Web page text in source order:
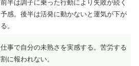
前半は調子に乗った行動により失敗が続く
予感。後半は活発に動かないと運気が下が
る。
仕事で自分の未熟さを実感する。苦労する
割に報われない。